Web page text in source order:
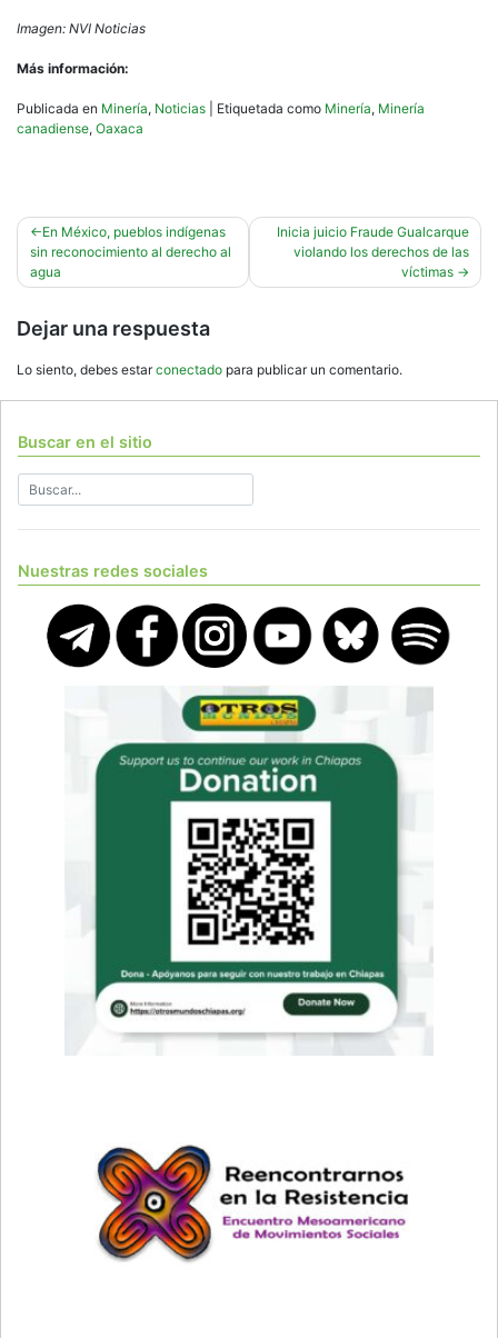
Imagen: NVI Noticias
Más información:
Publicada en Minería, Noticias Etiquetada como Minería, Minería
canadiense, Oaxaca
Navegación
de
entradas
En México, pueblos indígenas
sin reconocimiento al derecho al
agua
Inicia juicio Fraude Gualcarque
violando los derechos de las
víctimas
Dejar una respuesta
Lo siento, debes estarconectado para publicar un comentario.
Buscar en el sitio
Nuestras redes sociales